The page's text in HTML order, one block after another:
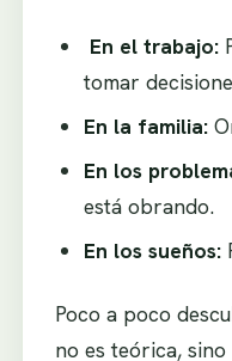
En el trabajo:
tomar
En la familia:
En los
está obrando.
En los sueños:
Poco a poco
no es teórica,